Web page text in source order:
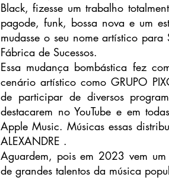
Black, fizesse um trabalho
pagode, funk, bossa nova e um
mudasse o seu nome artístico para
Fábrica de Sucessos.
Essa mudança bombástica fez
cenário artístico como GRUPO
de participar de diversos
destacarem no YouTube e em
Apple Music. Músicas essas
ALEXANDRE .
Aguardem, pois em 2023 vem
de grandes talentos da música